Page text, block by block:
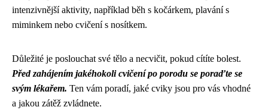
intenzivnější aktivity, například běh s kočárkem, plavání s
miminkem nebo cvičení s nosítkem.
Důležité je poslouchat své tělo a necvičit, pokud cítíte bolest.
Před zahájením jakéhokoli cvičení po porodu se poraďte se
svým lékařem. Ten vám poradí, jaké cviky jsou pro vás vhodné
a jakou zátěž zvládnete.